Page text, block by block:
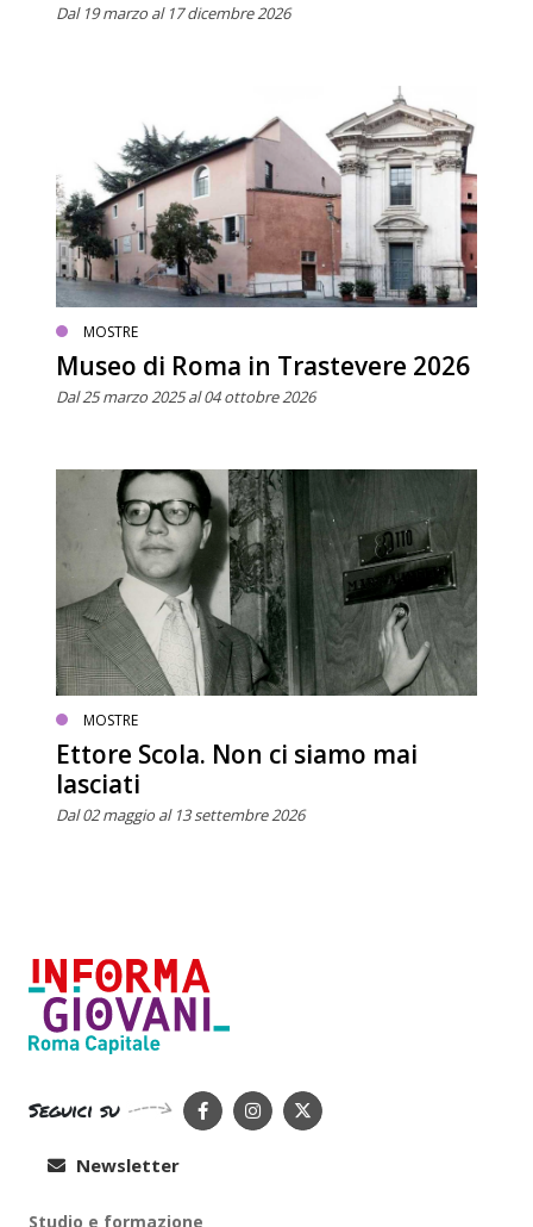
Dal 19 marzo al 17 dicembre 2026
MOSTRE
Museo di Roma in Trastevere 2026
Dal 25 marzo 2025 al 04 ottobre 2026
MOSTRE
Ettore Scola. Non ci siamo mai
lasciati
Dal 02 maggio al 13 settembre 2026
Seguici su
Newsletter
Studio e formazione